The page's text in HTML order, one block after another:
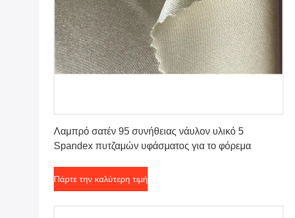
Λαμπρό σατέν 95 συνήθειας νάυλον υλικό 5
Spandex πυτζαμών υφάσματος για το φόρεμα
Πάρτε την καλύτερη τιμή